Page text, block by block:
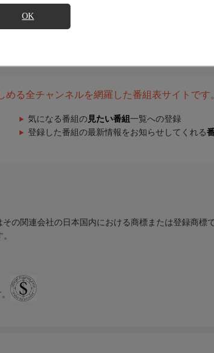
OK
る全チャンネルを網羅した番組表サイトです
気になる番組の 見たい番組 一覧への登録
登録した番組の最新情報をお知らせしてくれる
の関連会社の日本国内における商標または登録商標で